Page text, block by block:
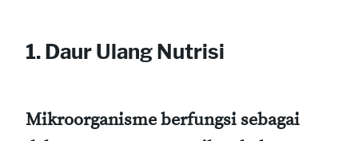
1. Daur Ulang Nutrisi
Mikroorganisme berfungsi sebagai